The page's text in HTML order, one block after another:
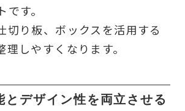
す。
切り板、ボックスを活用する
理しやすくなります。
とデザイン性を両立させる